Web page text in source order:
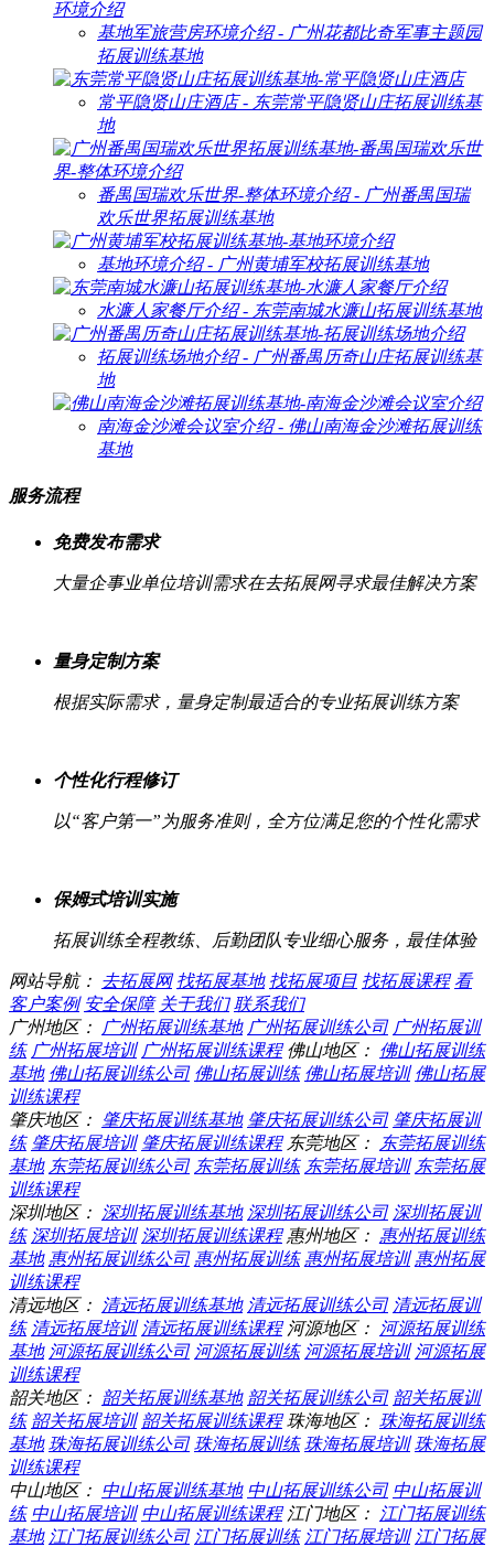
基地军旅营房环境介绍 - 广州花都比奇军事主题园
拓展训练基地
常平隐贤山庄酒店 - 东莞常平隐贤山庄拓展训练基
地
番禺国瑞欢乐世界-整体环境介绍 - 广州番禺国瑞
欢乐世界拓展训练基地
基地环境介绍 - 广州黄埔军校拓展训练基地
水濂人家餐厅介绍 - 东莞南城水濂山拓展训练基地
拓展训练场地介绍 - 广州番禺历奇山庄拓展训练基
地
南海金沙滩会议室介绍 - 佛山南海金沙滩拓展训练
基地
服务流程
免费发布需求
大量企事业单位培训需求在去拓展网寻求最佳解决方案
量身定制方案
根据实际需求，量身定制最适合的专业拓展训练方案
个性化行程修订
以“客户第一”为服务准则，全方位满足您的个性化需求
保姆式培训实施
拓展训练全程教练、后勤团队专业细心服务，最佳体验
网站导航： 去拓展网 找拓展基地 找拓展项目 找拓展课程 看
客户案例 安全保障 关于我们 联系我们
广州地区：
广州拓展训练基地 广州拓展训练公司 广州拓展训
练 广州拓展培训 广州拓展训练课程 佛山地区： 佛山拓展训练
基地 佛山拓展训练公司 佛山拓展训练 佛山拓展培训 佛山拓展
训练课程
肇庆地区：
肇庆拓展训练基地 肇庆拓展训练公司 肇庆拓展训
练 肇庆拓展培训 肇庆拓展训练课程 东莞地区：
东莞拓展训练
基地 东莞拓展训练公司 东莞拓展训练 东莞拓展培训 东莞拓展
训练课程
深圳地区：
深圳拓展训练基地 深圳拓展训练公司 深圳拓展训
练 深圳拓展培训 深圳拓展训练课程 惠州地区： 惠州拓展训练
基地 惠州拓展训练公司 惠州拓展训练 惠州拓展培训 惠州拓展
训练课程
清远地区：
清远拓展训练基地 清远拓展训练公司 清远拓展训
练 清远拓展培训 清远拓展训练课程 河源地区：
河源拓展训练
基地 河源拓展训练公司 河源拓展训练 河源拓展培训 河源拓展
训练课程
韶关地区： 韶关拓展训练基地 韶关拓展训练公司 韶关拓展训
练 韶关拓展培训 韶关拓展训练课程 珠海地区： 珠海拓展训练
基地 珠海拓展训练公司 珠海拓展训练 珠海拓展培训 珠海拓展
训练课程
中山地区： 中山拓展训练基地 中山拓展训练公司 中山拓展训
练 中山拓展培训 中山拓展训练课程 江门地区：
江门拓展训练
基地 江门拓展训练公司 江门拓展训练 江门拓展培训 江门拓展